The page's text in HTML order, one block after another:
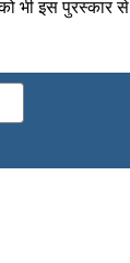
भी इस पुरस्‍कार से